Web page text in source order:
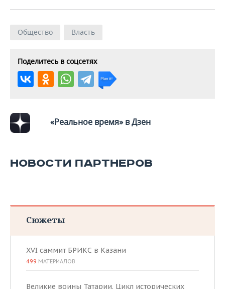
Общество Власть
Поделитесь в соцсетях
«Реальное время» в Дзен
НОВОСТИ ПАРТНЕРОВ
Сюжеты
XVI саммит БРИКС в Казани
499 МАТЕРИАЛОВ
Великие воины Татарии. Цикл исторических